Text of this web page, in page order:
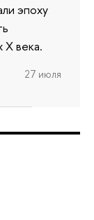
эпоху
века.
27 июля